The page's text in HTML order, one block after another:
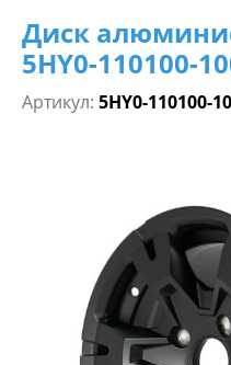
Диск
5HY0-110100-
Артикул: 5HY0-110100-